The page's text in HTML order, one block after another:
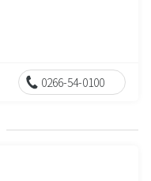
0266-54-0100